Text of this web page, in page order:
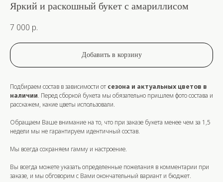
Яркий и раскошный букет с амариллисом
7 000 р.
Добавить в корзину
Подбираем состав в зависимости от сезона и актуальных цветов в
наличии. Перед сборкой букета мы обязательно пришлем фото состава и
расскажем, какие цветы использовали.
Обращаем Ваше внимание на то, что при заказе букета менее чем за 1,5
недели мы не гарантируем идентичный состав.
Мы всегда сохраняем гамму и настроение.
Вы всегда можете указать определенные пожелания в комментарии при
заказе, и мы обговорим с Вами окончательный вариант и бюджет.